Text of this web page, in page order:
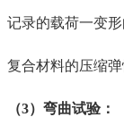
记录的载荷一变
复合材料的压缩弹
（3）弯曲试验 ：